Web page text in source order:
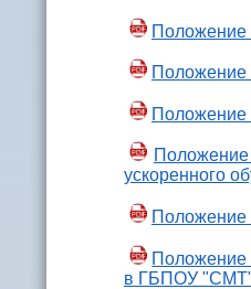
Положение
Положение
ускоренного
Положение
Положение
в ГБПОУ